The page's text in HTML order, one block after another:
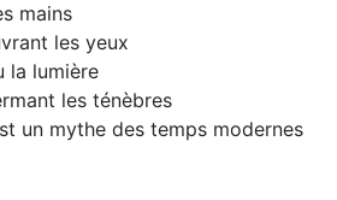
mains
les yeux
la lumière
les ténèbres
un mythe des temps modernes